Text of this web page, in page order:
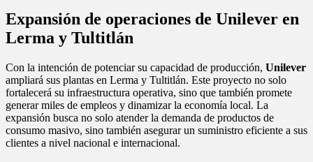
Expansión de operaciones de Unilever en
Lerma y Tultitlán
Con la intención de potenciar su capacidad de producción, Unilever
ampliará sus plantas en Lerma y Tultitlán. Este proyecto no solo
fortalecerá su infraestructura operativa, sino que también promete
generar miles de empleos y dinamizar la economía local. La
expansión busca no solo atender la demanda de productos de
consumo masivo, sino también asegurar un suministro eficiente a sus
clientes a nivel nacional e internacional.